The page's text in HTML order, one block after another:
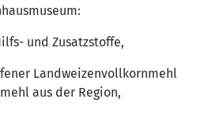
und Zusatzstoffe,
Landweizenvollkornmehl
aus der Region,